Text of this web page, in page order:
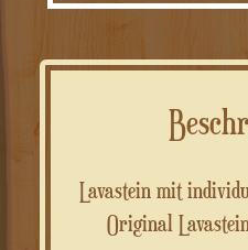
Lavastein mit
Original